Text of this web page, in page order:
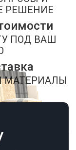
РЕШЕНИЕ
ПОД ВАШ
МАТЕРИАЛЫ
обработку моих
№ 152-ФЗ "О
в